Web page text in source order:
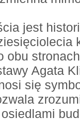
jest
obu
Agata
się